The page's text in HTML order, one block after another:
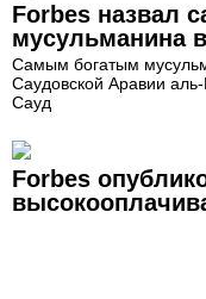
Forbes назвал
мусульманина
Самым богатым
Саудовской Аравии
Сауд
Forbes